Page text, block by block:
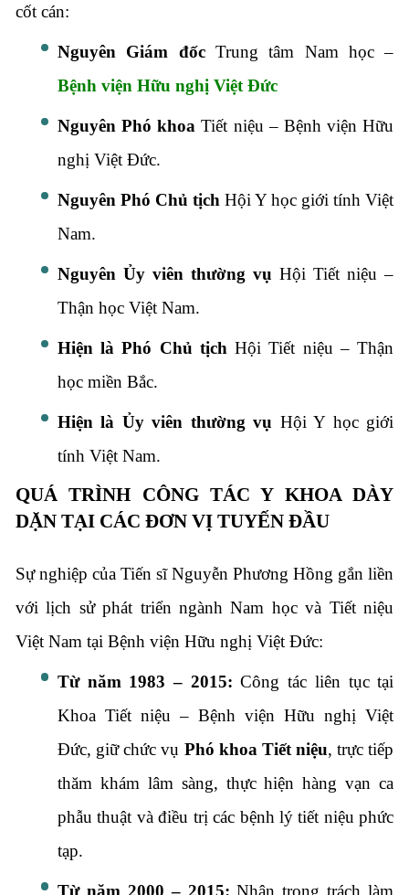
cốt cán:
Nguyên Giám đốcTrung tâm Nam học –
Bệnh viện Hữu nghị Việt Đức
Nguyên Phó khoa Tiết niệu – Bệnh viện Hữu
nghị Việt Đức.
Nguyên Phó Chủ tịch Hội Y học giới tính Việt
Nam.
Nguyên Ủy viên thường vụ Hội Tiết niệu –
Thận học Việt Nam.
Hiện là Phó Chủ tịch Hội Tiết niệu – Thận
học miền Bắc.
Hiện là Ủy viên thường vụ Hội Y học giới
tính Việt Nam.
QUÁ TRÌNH CÔNG TÁC Y KHOA DÀY
DẶN TẠI CÁC ĐƠN VỊ TUYẾN ĐẦU
Sự nghiệp của Tiến sĩ Nguyễn Phương Hồng gắn liền
với lịch sử phát triển ngành Nam học và Tiết niệu
Việt Nam tại Bệnh viện Hữu nghị Việt Đức:
Từ năm 1983 – 2015: Công tác liên tục tại
Khoa Tiết niệu – Bệnh viện Hữu nghị Việt
Đức, giữ chức vụ Phó khoa Tiết niệu, trực tiếp
thăm khám lâm sàng, thực hiện hàng vạn ca
phẫu thuật và điều trị các bệnh lý tiết niệu phức
tạp.
Từ năm 2000 – 2015: Nhận trọng trách làm